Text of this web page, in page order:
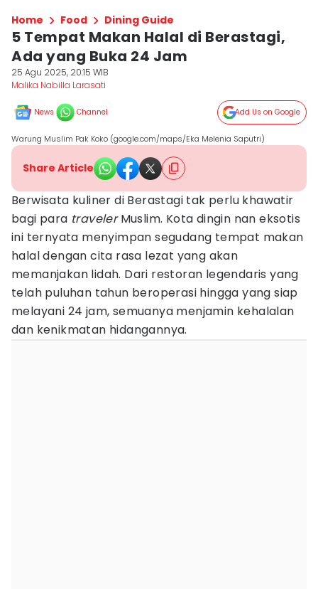
Home Food Dining Guide
5 Tempat Makan Halal di Berastagi,
Ada yang Buka 24 Jam
25 Agu 2025, 20:15 WIB
Malika Nabilla Larasati
News Channel Add Us on Google
Warung Muslim Pak Koko (google.com/maps/Eka Melenia Saputri)
Share Article
Berwisata kuliner di Berastagi tak perlu khawatir
bagi para travelerMuslim. Kota dingin nan eksotis
ini ternyata menyimpan segudang tempat makan
halal dengan cita rasa lezat yang akan
memanjakan lidah. Dari restoran legendaris yang
telah puluhan tahun beroperasi hingga yang siap
melayani 24 jam, semuanya menjamin kehalalan
dan kenikmatan hidangannya.